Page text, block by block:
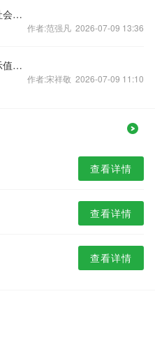
充分发挥侨务资源优势 助推经济社会高质量发展
作者:范强凡 2026-07-09 13:36
舆论关注通化疫情与舆情 五点启示值得借鉴
作者:宋祥敬 2026-07-09 11:10
查看详情
查看详情
查看详情